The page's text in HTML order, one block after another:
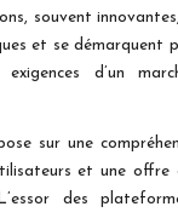
souvent
et se démarquent
exigences d’un
sur une
et une offre
des